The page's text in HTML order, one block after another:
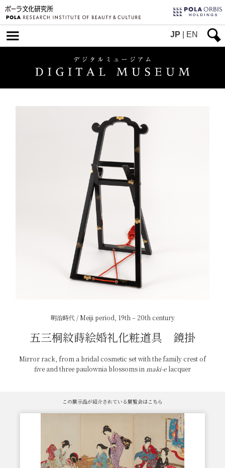
JP EN
明治時代 / Meiji period, 19th – 20th century
五三桐紋蒔絵婚礼化粧道具 鏡掛
Mirror rack, from a bridal cosmetic set with the family crest of
five and three paulownia blossoms in maki-e lacquer
この展示品が紹介されている展覧会はこちら